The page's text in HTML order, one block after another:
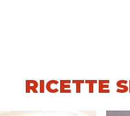
RICETTE